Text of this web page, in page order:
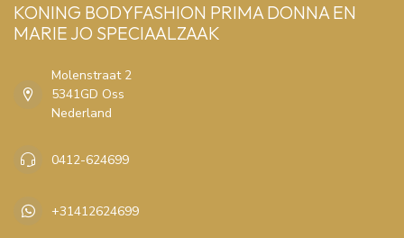
KONING BODYFASHION PRIMA DONNA EN
MARIE JO SPECIAALZAAK
Molenstraat 2
5341GD Oss
Nederland
0412-624699
+31412624699